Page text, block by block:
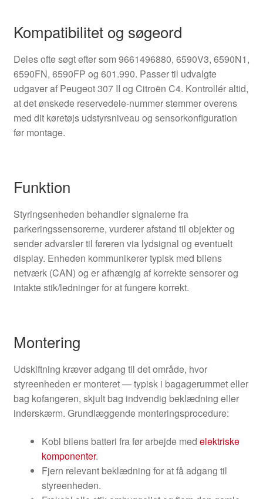
Kompatibilitet og søgeord
Deles ofte søgt efter som 9661496880, 6590V3, 6590N1,
6590FN, 6590FP og 601.990. Passer til udvalgte
udgaver af Peugeot 307 II og Citroën C4. Kontrollér altid,
at det ønskede reservedele-nummer stemmer overens
med dit køretøjs udstyrsniveau og sensorkonfiguration
før montage.
Funktion
Styringsenheden behandler signalerne fra
parkeringssensorerne, vurderer afstand til objekter og
sender advarsler til føreren via lydsignal og eventuelt
display. Enheden kommunikerer typisk med bilens
netværk (CAN) og er afhængig af korrekte sensorer og
intakte stik/ledninger for at fungere korrekt.
Montering
Udskiftning kræver adgang til det område, hvor
styreenheden er monteret — typisk i bagagerummet eller
bag kofangeren, skjult bag indvendig beklædning eller
inderskærm. Grundlæggende monteringsprocedure:
Kobl bilens batteri fra før arbejde med elektriske
komponenter.
Fjern relevant beklædning for at få adgang til
styreenheden.